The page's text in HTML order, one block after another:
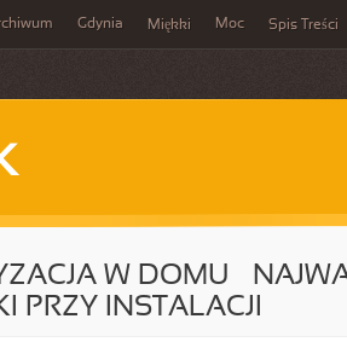
Gdynia Miękki Moc Spis Treści
W DOMU –
PRZY INSTALACJI